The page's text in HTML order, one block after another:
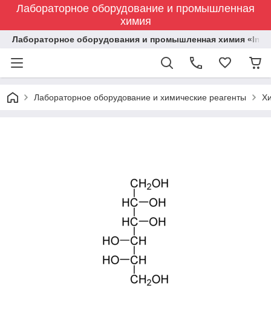
Лабораторное оборудование и промышленная
химия
Лабораторное оборудования и промышленная химия
Лабораторное оборудование и химические реагенты